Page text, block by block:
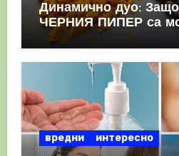
Динамично дуо:
ЧЕРНИЯ ПИПЕР са
комбинация
вредни интересно